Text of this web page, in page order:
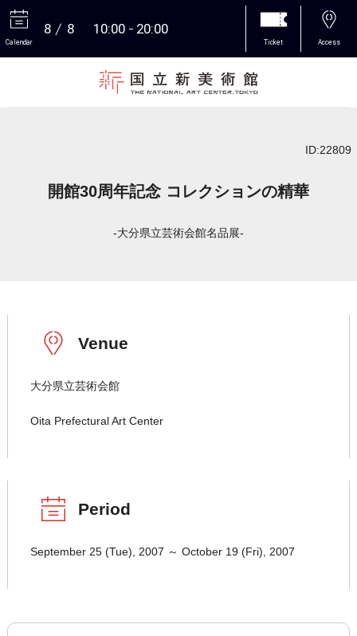
Calendar
8 8 10:00 20:00
Ticket Access
ID:22809
開館30周年記念 コレクションの精華
-大分県立芸術会館名品展-
Venue
大分県立芸術会館
Oita Prefectural Art Center
Period
September 25 (Tue), 2007 ～ October 19 (Fri), 2007